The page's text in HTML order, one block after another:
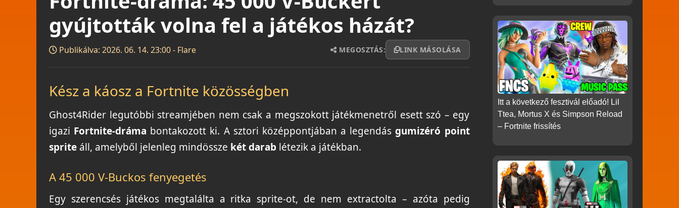
gyújtották volna fel a játékos házát?
Publikálva: 2026. 06. 14. 23:00 - Flare MEGOSZTÁS: LINK MÁSOLÁSA
Kész a káosz a Fortnite közösségben
Ghost4Rider legutóbbi streamjében nem csak a megszokott játékmenetről esett szó – egy
igazi Fortnite-dráma bontakozott ki. A sztori középpontjában a legendásgumizéró point
sprite áll, amelyből jelenleg mindössze két darab létezik a játékban.
A 45 000 V-Buckos fenyegetés
Egy szerencsés játékos megtalálta a ritka sprite-ot, de nem extractolta – azóta pedig
Itt a következő fesztivál előadó! Lil
Ttea, Mortus X és Simpson Reload
– Fortnite frissítés